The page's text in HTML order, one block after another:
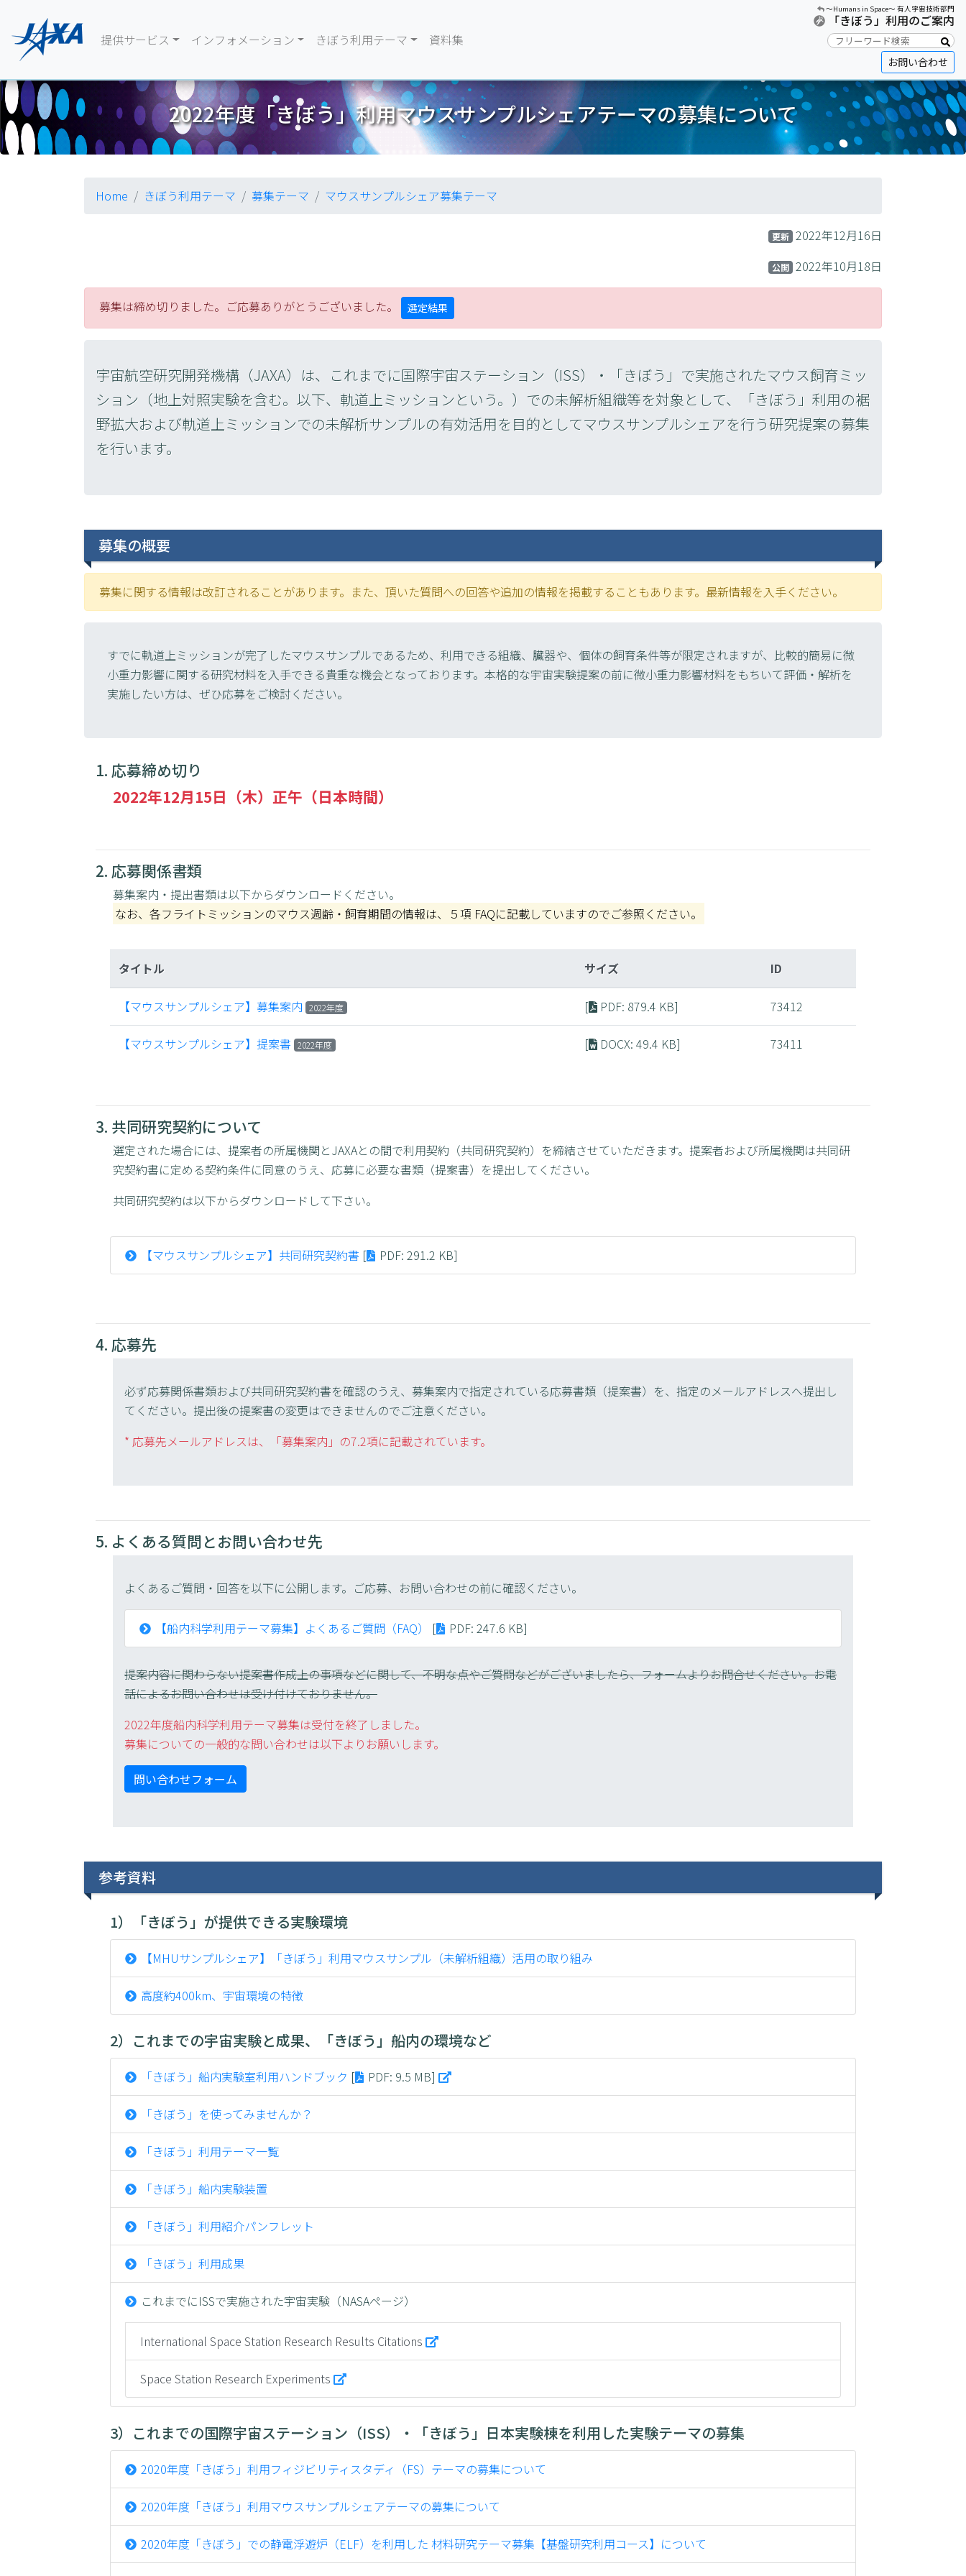
提供サービス インフォメーション きぼう利用テーマ 資料集
〜Humans in Space〜 有人宇宙技術部門
「きぼう」利用のご案内
お問い合わせ
2022年度「きぼう」利用マウスサンプルシェアテーマの募集について
Home きぼう利用テーマ 募集テーマ マウスサンプルシェア募集テーマ
更新 2022年12月16日
公開 2022年10月18日
募集は締め切りました。ご応募ありがとうございました。 選定結果
宇宙航空研究開発機構（JAXA）は、これまでに国際宇宙ステーション（ISS）・「きぼう」で実施されたマウス飼育ミッ
ション（地上対照実験を含む。以下、軌道上ミッションという。）での未解析組織等を対象として、「きぼう」利用の裾
野拡大および軌道上ミッションでの未解析サンプルの有効活用を目的としてマウスサンプルシェアを行う研究提案の募集
を行います。
募集の概要
募集に関する情報は改訂されることがあります。また、頂いた質問への回答や追加の情報を掲載することもあります。最新情報を入手ください。
すでに軌道上ミッションが完了したマウスサンプルであるため、利用できる組織、臓器や、個体の飼育条件等が限定されますが、比較的簡易に微
小重力影響に関する研究材料を入手できる貴重な機会となっております。本格的な宇宙実験提案の前に微小重力影響材料をもちいて評価・解析を
実施したい方は、ぜひ応募をご検討ください。
1. 応募締め切り
2022年12月15日（木）正午（日本時間）
2. 応募関係書類
募集案内・提出書類は以下からダウンロードください。
なお、各フライトミッションのマウス週齢・飼育期間の情報は、５項 FAQに記載していますのでご参照ください。
タイトル サイズ ID
【マウスサンプルシェア】募集案内 2022年度 [ PDF: 879.4 KB] 73412
【マウスサンプルシェア】提案書 2022年度 [ DOCX: 49.4 KB] 73411
3. 共同研究契約について
選定された場合には、提案者の所属機関とJAXAとの間で利用契約（共同研究契約）を締結させていただきます。提案者および所属機関は共同研
究契約書に定める契約条件に同意のうえ、応募に必要な書類（提案書）を提出してください。
共同研究契約は以下からダウンロードして下さい。
【マウスサンプルシェア】共同研究契約書 [ PDF: 291.2 KB]
4. 応募先
必ず応募関係書類および共同研究契約書を確認のうえ、募集案内で指定されている応募書類（提案書）を、指定のメールアドレスへ提出し
てください。提出後の提案書の変更はできませんのでご注意ください。
* 応募先メールアドレスは、「募集案内」の7.2項に記載されています。
5. よくある質問とお問い合わせ先
よくあるご質問・回答を以下に公開します。ご応募、お問い合わせの前に確認ください。
【船内科学利用テーマ募集】よくあるご質問（FAQ） [ PDF: 247.6 KB]
提案内容に関わらない提案書作成上の事項などに関して、不明な点やご質問などがございましたら、フォームよりお問合せください。お電
話によるお問い合わせは受け付けておりません。
2022年度船内科学利用テーマ募集は受付を終了しました。
募集についての一般的な問い合わせは以下よりお願いします。
問い合わせフォーム
参考資料
1）「きぼう」が提供できる実験環境
【MHUサンプルシェア】「きぼう」利用マウスサンプル（未解析組織）活用の取り組み
高度約400km、宇宙環境の特徴
2）これまでの宇宙実験と成果、「きぼう」船内の環境など
「きぼう」船内実験室利用ハンドブック [ PDF: 9.5 MB]
「きぼう」を使ってみませんか？
「きぼう」利用テーマ一覧
「きぼう」船内実験装置
「きぼう」利用紹介パンフレット
「きぼう」利用成果
これまでにISSで実施された宇宙実験（NASAページ）
International Space Station Research Results Citations
Space Station Research Experiments
3）これまでの国際宇宙ステーション（ISS）・「きぼう」日本実験棟を利用した実験テーマの募集
2020年度「きぼう」利用フィジビリティスタディ（FS）テーマの募集について
2020年度「きぼう」利用マウスサンプルシェアテーマの募集について
2020年度「きぼう」での静電浮遊炉（ELF）を利用した 材料研究テーマ募集【基盤研究利用コース】について